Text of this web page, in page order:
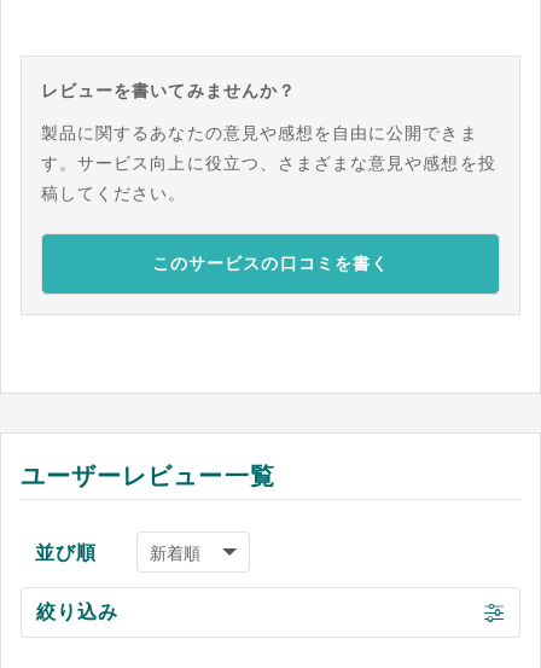
レビューを書いてみませんか？
製品に関するあなたの意見や感想を自由に公開できま
す。サービス向上に役立つ、さまざまな意見や感想を投
稿してください。
このサービスの口コミを書く
ユーザーレビュー一覧
並び順
絞り込み